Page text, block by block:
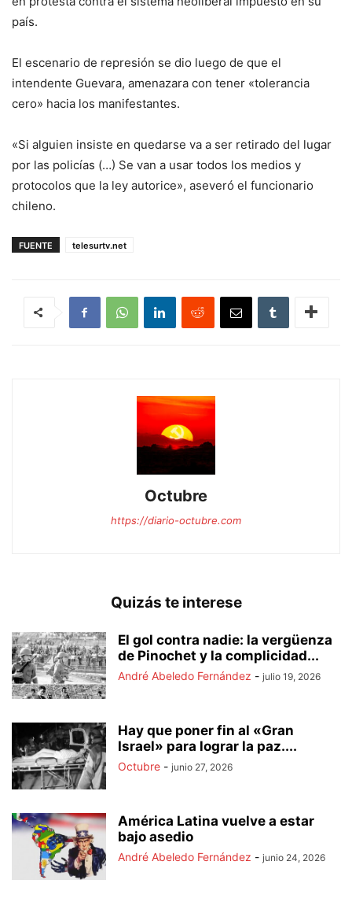
país.
El escenario de represión se dio luego de que el
intendente Guevara, amenazara con tener «tolerancia
cero» hacia los manifestantes.
«Si alguien insiste en quedarse va a ser retirado del lugar
por las policías (…) Se van a usar todos los medios y
protocolos que la ley autorice», aseveró el funcionario
chileno.
FUENTE telesurtv.net
Octubre
https://diario-octubre.com
Quizás te interese
El gol contra nadie: la vergüenza
de Pinochet y la complicidad...
André Abeledo Fernández - julio 19, 2026
Hay que poner fin al «Gran
Israel» para lograr la paz....
Octubre - junio 27, 2026
América Latina vuelve a estar
bajo asedio
André Abeledo Fernández - junio 24, 2026